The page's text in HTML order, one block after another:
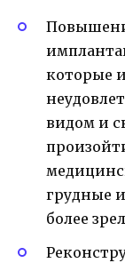
которые
видом и
грудные
более